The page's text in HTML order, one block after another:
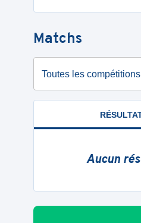
Matchs
Toutes les compétitions
Aucun